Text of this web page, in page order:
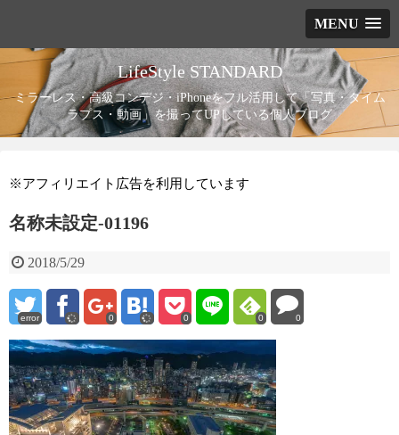
MENU
LifeStyle STANDARD
ミラーレス・高級コンデジ・iPhoneをフル活用して「写真・タイム
ラプス・動画」を撮ってUPしている個人ブログ
※アフィリエイト広告を利用しています
名称未設定-01196
2018/5/29
error 0 0 0 0